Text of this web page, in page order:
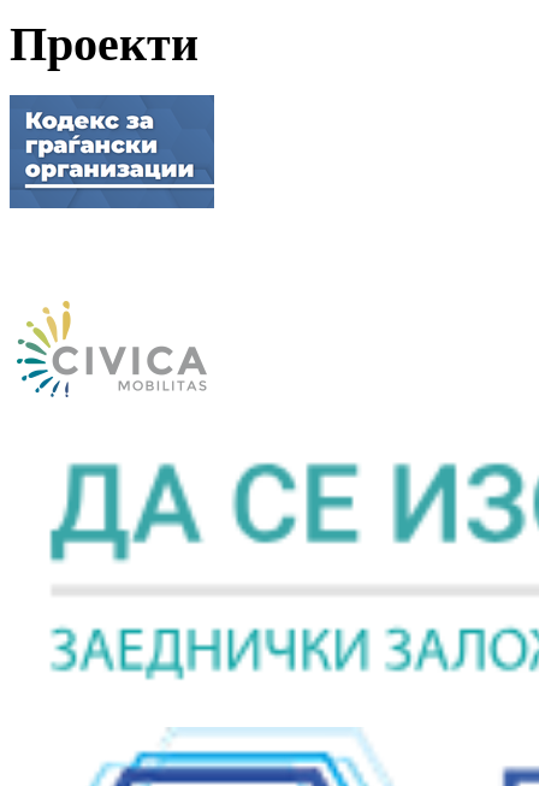
Проекти